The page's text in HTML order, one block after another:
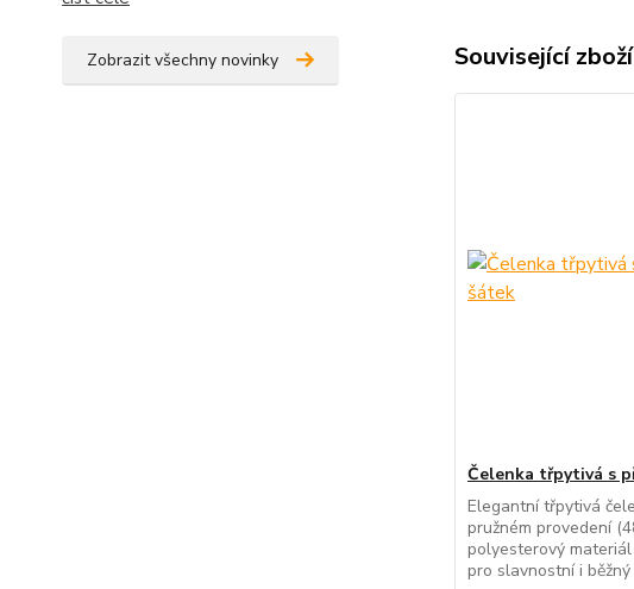
Zobrazit všechny novinky Související zboží
Čelenka třpytivá s
Elegantní třpytivá
pružném provedení
polyesterový
pro slavnostní i běžný